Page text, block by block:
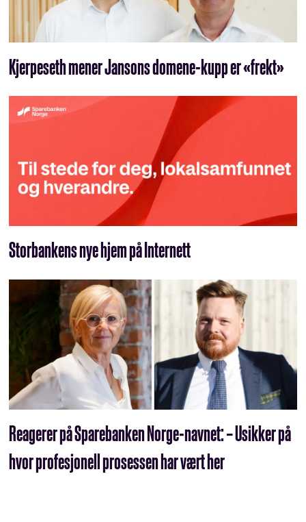
Kjerpeseth mener Jansons domene-kupp er «frekt»
Storbankens nye hjem på Internett
Reagerer på Sparebanken Norge-navnet: – Usikker på
hvor profesjonell prosessen har vært her